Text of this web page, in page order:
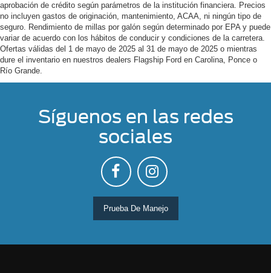
aprobación de crédito según parámetros de la institución financiera. Precios
no incluyen gastos de originación, mantenimiento, ACAA, ni ningún tipo de
seguro. Rendimiento de millas por galón según determinado por EPA y puede
variar de acuerdo con los hábitos de conducir y condiciones de la carretera.
Ofertas válidas del 1 de mayo de 2025 al 31 de mayo de 2025 o mientras
dure el inventario en nuestros dealers Flagship Ford en Carolina, Ponce o
Río Grande.
Síguenos en las redes
sociales
Prueba De Manejo